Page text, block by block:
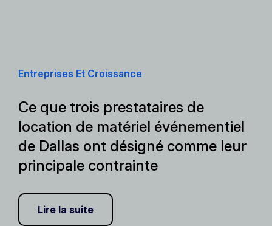
Entreprises Et Croissance
Ce que trois prestataires de
location de matériel événementiel
de Dallas ont désigné comme leur
principale contrainte
Lire la suite